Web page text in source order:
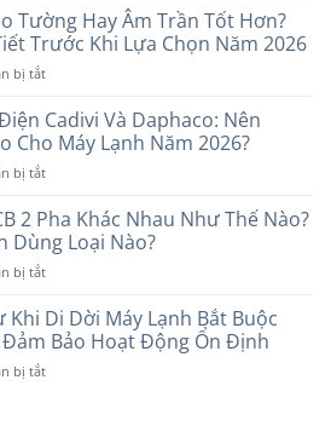
Nên
Chọn
Nào?
Nhất
Hiện
Gợi
Các
Thương
Uy
Lạnh
Inverter
Và
Non-
Nên
Chọn
Nào
Hợp
Với
Cầu
2026
Tường Hay Âm Trần Tốt Hơn?
Trước Khi Lựa Chọn Năm 2026
bị tắtở
Lạnh
Treo
Tường
Hay
Trần
Tốt
Hơn?
So
Chi
Tiết
Khi
Cadivi Và Daphaco: Nên
Cho Máy Lạnh Năm 2026?
bị tắtở
Sánh
Điện
Cadivi
Daphaco:
Nên
Loại
2 Pha Khác Nhau Như Thế Nào?
Dùng Loại Nào?
bị tắtở
1
Pha
Và
CB
Khi Di Dời Máy Lạnh Bắt Buộc
Đảm Bảo Hoạt Động Ổn Định
bị tắtở